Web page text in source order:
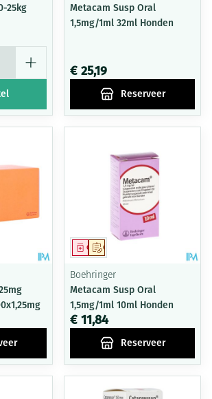
25kg
Metacam Susp Oral
1,5mg/1ml 32ml Honden
€ 25,19
Reserveer
Op voorschrift
Geneesmiddel
Boehringer
Metacam Susp Oral
1,5mg/1ml 10ml Honden
€ 11,84
Reserveer